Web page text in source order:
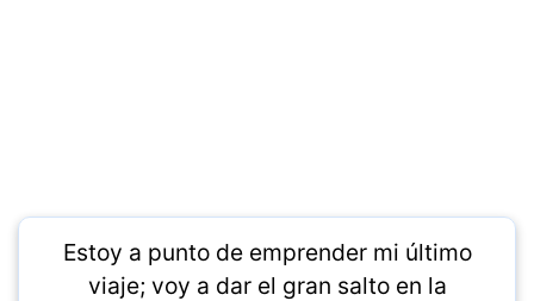
Estoy a punto de emprender mi último
viaje; voy a dar el gran salto en la